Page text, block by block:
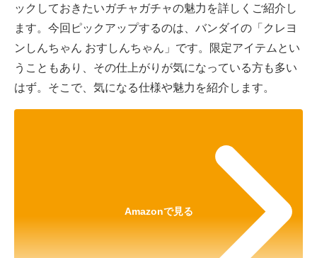
ックしておきたいガチャガチャの魅力を詳しくご紹介し
ます。今回ピックアップするのは、バンダイの「クレヨ
ンしんちゃん おすしんちゃん」です。限定アイテムとい
うこともあり、その仕上がりが気になっている方も多い
はず。そこで、気になる仕様や魅力を紹介します。
Amazonで見る